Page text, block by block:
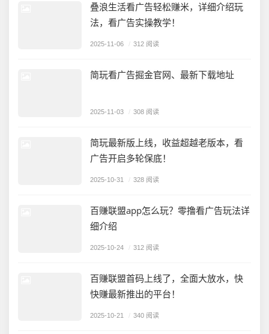
叠浪生活看广告轻松赚米，详细介绍玩
法，看广告实操教学！
2025-11-06 / 312 阅读
简玩看广告掘金官网、最新下载地址
2025-11-03 / 308 阅读
简玩最新版上线，收益超越老版本，看
广告开启多轮保底！
2025-10-31 / 328 阅读
百赚联盟app怎么玩？零撸看广告玩法详
细介绍
2025-10-24 / 312 阅读
百赚联盟首码上线了，全面大放水，快
快赚最新推出的平台！
2025-10-21 / 340 阅读